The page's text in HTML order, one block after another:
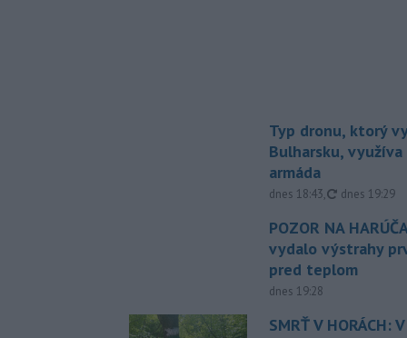
Typ dronu, ktorý
Bulharsku,
armáda
dnes 18:43, aktualizované
dnes 19:29
POZOR NA
vydalo výstrahy
pred teplom
dnes 19:28
SMRŤ V HORÁCH: